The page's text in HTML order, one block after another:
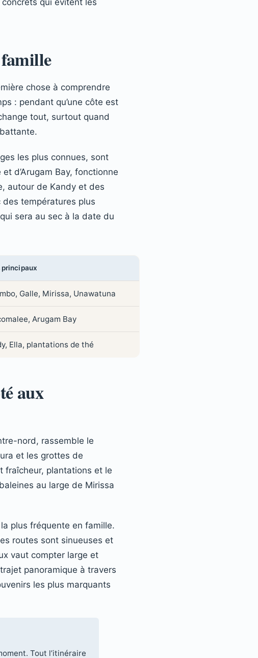
qui évitent les
chose à comprendre
: pendant qu’une côte est
tout, surtout quand
les plus connues, sont
d’Arugam Bay, fonctionne
autour de Kandy et des
températures plus
sera au sec à la date du
principaux
Galle, Mirissa, Unawatuna
Arugam Bay
Ella, plantations de thé
aux
nord, rassemble le
et les grottes de
fraîcheur, plantations et le
au large de Mirissa
plus fréquente en famille.
routes sont sinueuses et
vaut compter large et
panoramique à travers
les plus marquants
Tout l’itinéraire